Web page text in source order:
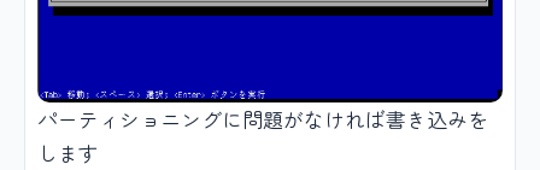
パーティショニングに問題がなければ書き込みを
します